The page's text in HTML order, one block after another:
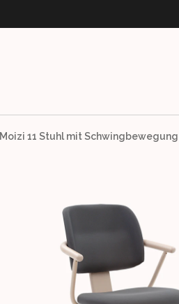
Moizi 11 Stuhl mit Schwingbewegung